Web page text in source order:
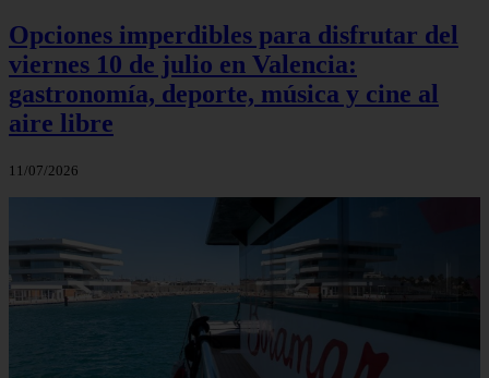
Opciones imperdibles para disfrutar del
viernes 10 de julio en Valencia:
gastronomía, deporte, música y cine al
aire libre
11/07/2026